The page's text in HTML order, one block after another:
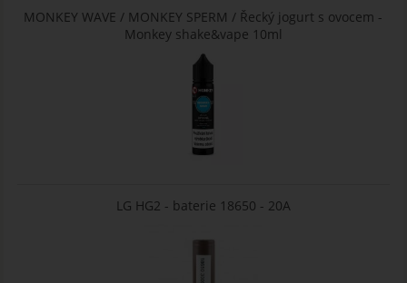
MONKEY WAVE / MONKEY SPERM / Řecký jogurt s ovocem -
Monkey shake&vape 10ml
LG HG2 - baterie 18650 - 20A